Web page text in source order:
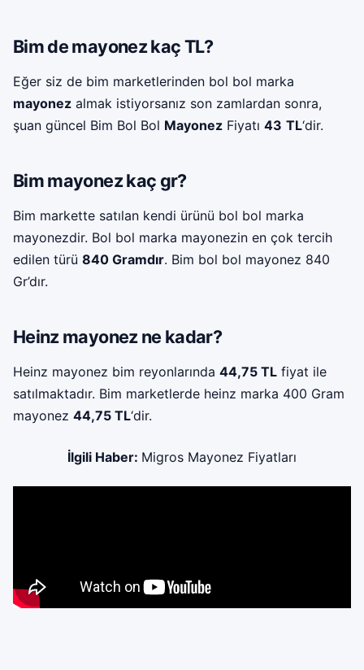
Bim de mayonez kaç TL?
Eğer siz de bim marketlerinden bol bol marka
mayonez almak istiyorsanız son zamlardan sonra,
şuan güncel Bim Bol Bol Mayonez Fiyatı 43 TL‘dir.
Bim mayonez kaç gr?
Bim markette satılan kendi ürünü bol bol marka
mayonezdir. Bol bol marka mayonezin en çok tercih
edilen türü 840 Gramdır. Bim bol bol mayonez 840
Gr’dır.
Heinz mayonez ne kadar?
Heinz mayonez bim reyonlarında 44,75 TL fiyat ile
satılmaktadır. Bim marketlerde heinz marka 400 Gram
mayonez 44,75 TL‘dir.
İlgili Haber: Migros Mayonez Fiyatları